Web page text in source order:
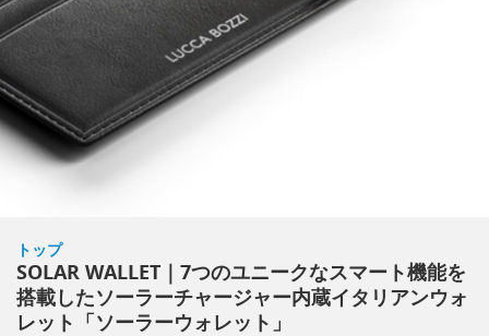
トップ
SOLAR WALLET｜7つのユニークなスマート機能を
搭載したソーラーチャージャー内蔵イタリアンウォ
レット「ソーラーウォレット」